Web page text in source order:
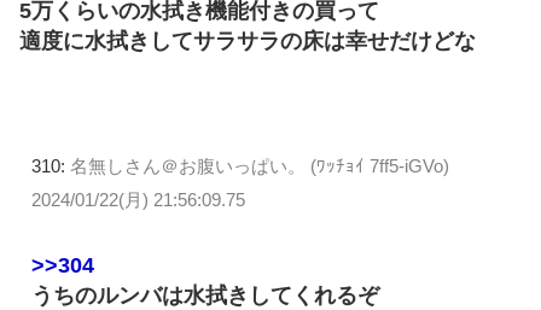
5万くらいの水拭き機能付きの買って
適度に水拭きしてサラサラの床は幸せだけどな
310: 名無しさん＠お腹いっぱい。 (ﾜｯﾁｮｲ 7ff5-iGVo)
2024/01/22(月) 21:56:09.75
>>304
うちのルンバは水拭きしてくれるぞ